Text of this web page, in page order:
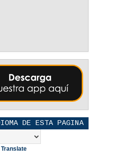
DE ESTA PAGINA
Translate